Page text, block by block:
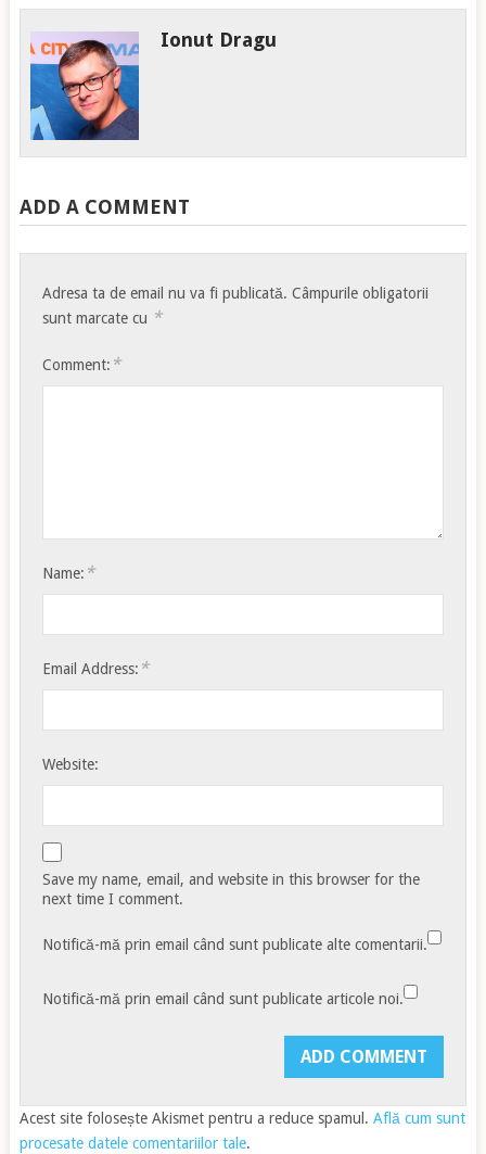
Ionut Dragu
ADD A COMMENT
Adresa ta de email nu va fi publicată. Câmpurile obligatorii
sunt marcate cu *
Comment: *
Name: *
Email Address: *
Website:
Save my name, email, and website in this browser for the
next time I comment.
Notifică-mă prin email când sunt publicate alte comentarii.
Notifică-mă prin email când sunt publicate articole noi.
Acest site folosește Akismet pentru a reduce spamul. Află cum sunt
procesate datele comentariilor tale.